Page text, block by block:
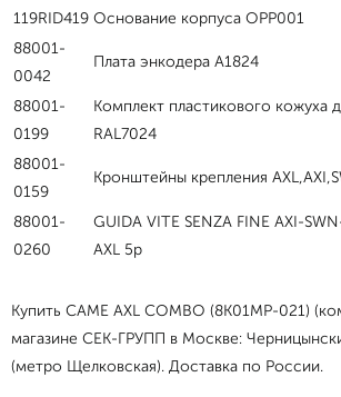
119RID419 Основание корпуса OPP001
88001-
0042
Плата энкодера А1824
88001-
0199
Комплект пластикового кожуха
RAL7024
88001-
0159
Кронштейны крепления
88001-
0260
GUIDA VITE SENZA FINE AXI-
AXL 5p
Купить CAME AXL COMBO (8K01MP-021)
магазине СЕК-ГРУПП в Москве:
(метро Щелковская). Доставка по России.